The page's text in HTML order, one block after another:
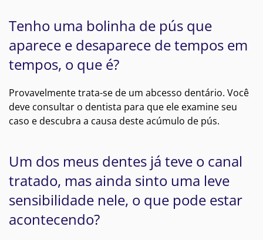
Tenho uma bolinha de pús que
aparece e desaparece de tempos em
tempos, o que é?
Provavelmente trata-se de um abcesso dentário. Você
deve consultar o dentista para que ele examine seu
caso e descubra a causa deste acúmulo de pús.
Um dos meus dentes já teve o canal
tratado, mas ainda sinto uma leve
sensibilidade nele, o que pode estar
acontecendo?